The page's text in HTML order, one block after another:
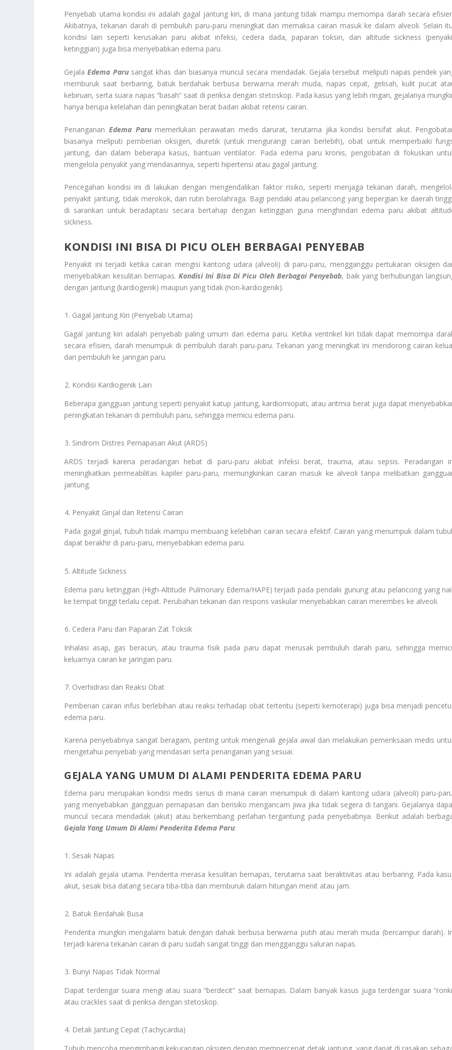
Penyebab utama kondisi ini adalah gagal jantung kiri, di mana jantung tidak mampu memompa darah secara
Akibatnya, tekanan darah di pembuluh paru-paru meningkat dan memaksa cairan masuk ke dalam alveoli. Selain
kondisi lain seperti kerusakan paru akibat infeksi, cedera dada, paparan toksin, dan altitude sickness
ketinggian) juga bisa menyebabkan edema paru.
GejalaEdema Parusangat khas dan biasanya muncul secara mendadak. Gejala tersebut meliputi napas pendek
memburuk saat berbaring, batuk berdahak berbusa berwarna merah muda, napas cepat, gelisah, kulit pucat
kebiruan, serta suara napas “basah” saat di periksa dengan stetoskop. Pada kasus yang lebih ringan, gejalanya
hanya berupa kelelahan dan peningkatan berat badan akibat retensi cairan.
Penanganan Edema Parumemerlukan perawatan medis darurat, terutama jika kondisi bersifat akut.
biasanya meliputi pemberian oksigen, diuretik (untuk mengurangi cairan berlebih), obat untuk memperbaiki
jantung, dan dalam beberapa kasus, bantuan ventilator. Pada edema paru kronis, pengobatan di fokuskan
mengelola penyakit yang mendasarinya, seperti hipertensi atau gagal jantung.
Pencegahan kondisi ini di lakukan dengan mengendalikan faktor risiko, seperti menjaga tekanan darah,
penyakit jantung, tidak merokok, dan rutin berolahraga. Bagi pendaki atau pelancong yang bepergian ke daerah
di sarankan untuk beradaptasi secara bertahap dengan ketinggian guna menghindari edema paru akibat
sickness.
KONDISI INI BISA DI PICU OLEH BERBAGAI PENYEBAB
Penyakit ini terjadi ketika cairan mengisi kantong udara (alveoli) di paru-paru, mengganggu pertukaran oksigen
menyebabkan kesulitan bernapas.Kondisi Ini Bisa Di Picu Oleh Berbagai Penyebab, baik yang berhubungan
dengan jantung (kardiogenik) maupun yang tidak (non-kardiogenik).
Gagal Jantung Kiri (Penyebab Utama)
Gagal jantung kiri adalah penyebab paling umum dari edema paru. Ketika ventrikel kiri tidak dapat memompa
secara efisien, darah menumpuk di pembuluh darah paru-paru. Tekanan yang meningkat ini mendorong cairan
dari pembuluh ke jaringan paru.
Kondisi Kardiogenik Lain
Beberapa gangguan jantung seperti penyakit katup jantung, kardiomiopati, atau aritmia berat juga dapat
peningkatan tekanan di pembuluh paru, sehingga memicu edema paru.
Sindrom Distres Pernapasan Akut (ARDS)
ARDS terjadi karena peradangan hebat di paru-paru akibat infeksi berat, trauma, atau sepsis. Peradangan
meningkatkan permeabilitas kapiler paru-paru, memungkinkan cairan masuk ke alveoli tanpa melibatkan
jantung.
Penyakit Ginjal dan Retensi Cairan
Pada gagal ginjal, tubuh tidak mampu membuang kelebihan cairan secara efektif. Cairan yang menumpuk dalam
dapat berakhir di paru-paru, menyebabkan edema paru.
Altitude Sickness
Edema paru ketinggian (High-Altitude Pulmonary Edema/HAPE) terjadi pada pendaki gunung atau pelancong yang
ke tempat tinggi terlalu cepat. Perubahan tekanan dan respons vaskular menyebabkan cairan merembes ke alveoli.
Cedera Paru dan Paparan Zat Toksik
Inhalasi asap, gas beracun, atau trauma fisik pada paru dapat merusak pembuluh darah paru, sehingga
keluarnya cairan ke jaringan paru.
Overhidrasi dan Reaksi Obat
Pemberian cairan infus berlebihan atau reaksi terhadap obat tertentu (seperti kemoterapi) juga bisa menjadi
edema paru.
Karena penyebabnya sangat beragam, penting untuk mengenali gejala awal dan melakukan pemeriksaan medis
mengetahui penyebab yang mendasari serta penanganan yang sesuai.
GEJALA YANG UMUM DI ALAMI PENDERITA EDEMA PARU
Edema paru merupakan kondisi medis serius di mana cairan menumpuk di dalam kantong udara (alveoli) paru-
yang menyebabkan gangguan pernapasan dan berisiko mengancam jiwa jika tidak segera di tangani. Gejalanya
muncul secara mendadak (akut) atau berkembang perlahan tergantung pada penyebabnya. Berikut adalah
Gejala Yang Umum Di Alami Penderita Edema Paru:
Sesak Napas
Ini adalah gejala utama. Penderita merasa kesulitan bernapas, terutama saat beraktivitas atau berbaring. Pada
akut, sesak bisa datang secara tiba-tiba dan memburuk dalam hitungan menit atau jam.
Batuk Berdahak Busa
Penderita mungkin mengalami batuk dengan dahak berbusa berwarna putih atau merah muda (bercampur darah).
terjadi karena tekanan cairan di paru sudah sangat tinggi dan mengganggu saluran napas.
Bunyi Napas Tidak Normal
Dapat terdengar suara mengi atau suara “berdecit” saat bernapas. Dalam banyak kasus juga terdengar suara
atau crackles saat di periksa dengan stetoskop.
Detak Jantung Cepat (Tachycardia)